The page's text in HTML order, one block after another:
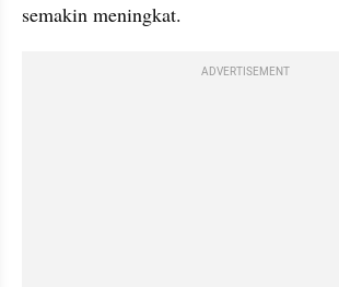
semakin meningkat.
ADVERTISEMENT